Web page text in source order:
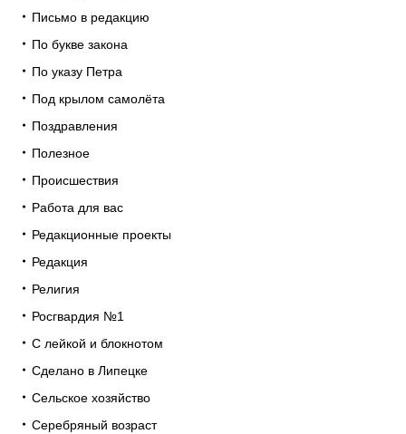
Письмо в редакцию
По букве закона
По указу Петра
Под крылом самолёта
Поздравления
Полезное
Происшествия
Работа для вас
Редакционные проекты
Редакция
Религия
Росгвардия №1
С лейкой и блокнотом
Сделано в Липецке
Сельское хозяйство
Серебряный возраст